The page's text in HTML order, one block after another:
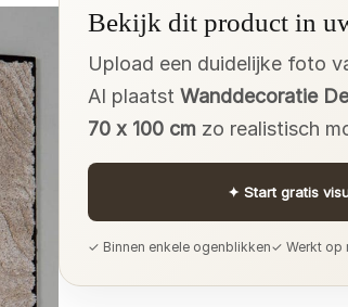
Bekijk dit product in
Upload een duidelijke foto
AI plaatst Wanddecoratie
70 x 100 cmzo realistisch
✦ Start gratis
✓ Binnen enkele ogenblikken✓ Werkt op